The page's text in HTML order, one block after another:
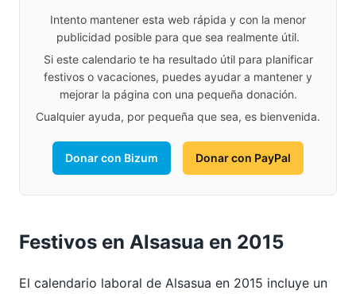
Intento mantener esta web rápida y con la menor
publicidad posible para que sea realmente útil.
Si este calendario te ha resultado útil para planificar
festivos o vacaciones, puedes ayudar a mantener y
mejorar la página con una pequeña donación.
Cualquier ayuda, por pequeña que sea, es bienvenida.
Donar con Bizum Donar con PayPal
Festivos en Alsasua en 2015
El calendario laboral de Alsasua en 2015 incluye un